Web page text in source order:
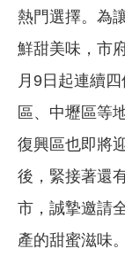
熱門選擇。為
鮮甜美味，市
月9日起連續
區、中壢區等
復興區也即將
後，緊接著還
市，誠摯邀請
產的甜蜜滋味。